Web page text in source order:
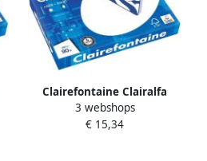
Clairefontaine Clairalfa
presentatiepapier A3 90 g
pak van 500 vel
3 webshops
€ 15,34